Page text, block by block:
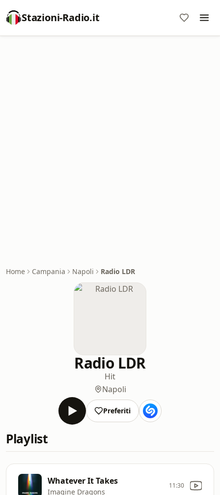
Stazioni-Radio.it
Home Campania Napoli Radio LDR
Radio LDR
Hit
Napoli
Preferiti
Playlist
Whatever It Takes
Imagine Dragons
11:30